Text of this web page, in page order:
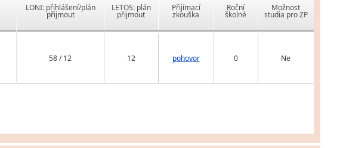
LONI: přihlášení/plán
přijmout
LETOS: plán
přijmout
Přijímací
zkouška
Roční
školné
Možnost
studia pro ZP
58 / 12 12 pohovor 0 Ne